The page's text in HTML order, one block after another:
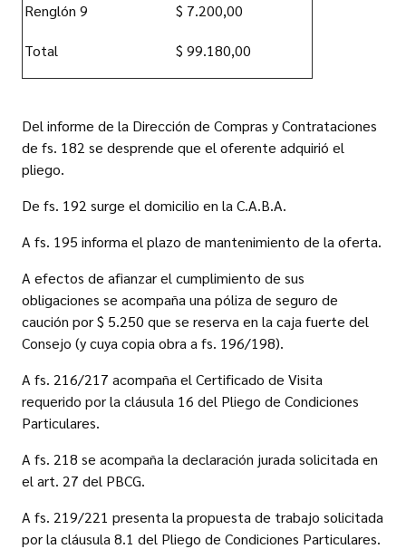
Renglón 9 $ 7.200,00
Total $ 99.180,00
Del informe de la Dirección de Compras y Contrataciones
de fs. 182 se desprende que el oferente adquirió el
pliego.
De fs. 192 surge el domicilio en la C.A.B.A.
A fs. 195 informa el plazo de mantenimiento de la oferta.
A efectos de afianzar el cumplimiento de sus
obligaciones se acompaña una póliza de seguro de
caución por $ 5.250 que se reserva en la caja fuerte del
Consejo (y cuya copia obra a fs. 196/198).
A fs. 216/217 acompaña el Certificado de Visita
requerido por la cláusula 16 del Pliego de Condiciones
Particulares.
A fs. 218 se acompaña la declaración jurada solicitada en
el art. 27 del PBCG.
A fs. 219/221 presenta la propuesta de trabajo solicitada
por la cláusula 8.1 del Pliego de Condiciones Particulares.